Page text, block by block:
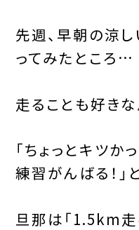
先週、早朝の涼
ってみたところ…
走ることも好き
「ちょっとキツか
練習がんばる！」
旦那は「1.5km走